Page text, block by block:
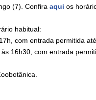
(7). Confira aqui os
habitual:
com entrada permitida
16h30, com entrada